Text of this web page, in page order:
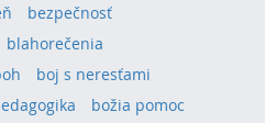
bezpečnosť
blahorečenia
boj s neresťami
božia pomoc